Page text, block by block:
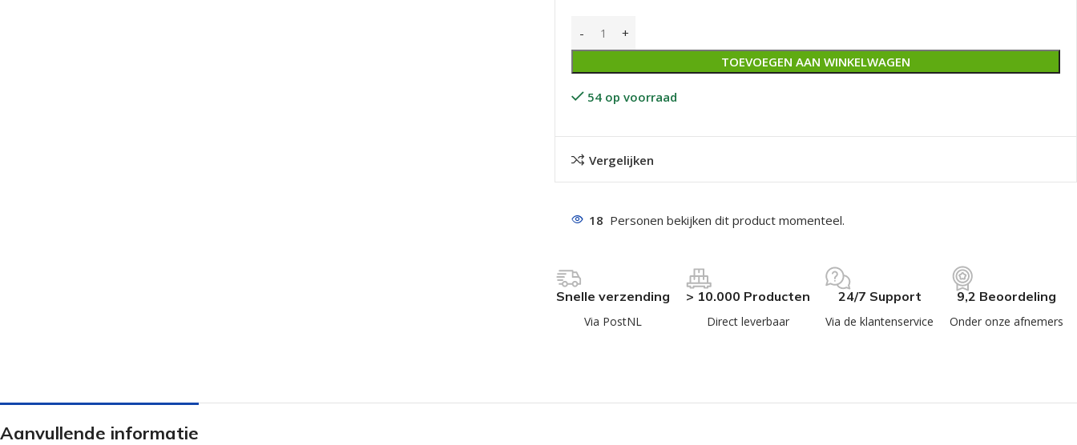
Paalhouderschroeven
Afstandschroeven
Vleugelteks schroeven
TOEVOEGEN AAN WINKELWAGEN
54 op voorraad
Vergelijken
18 Personen bekijken dit product momenteel.
Snelle verzending
Via PostNL
> 10.000 Producten
Direct leverbaar
24/7 Support
Via de klantenservice
9,2 Beoordeling
Onder onze afnemers
Aanvullende informatie